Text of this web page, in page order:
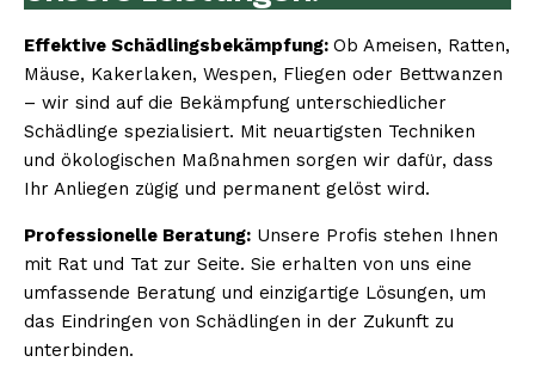
Effektive Schädlingsbekämpfung: Ob Ameisen, Ratten,
Mäuse, Kakerlaken, Wespen, Fliegen oder Bettwanzen
– wir sind auf die Bekämpfung unterschiedlicher
Schädlinge spezialisiert. Mit neuartigsten Techniken
und ökologischen Maßnahmen sorgen wir dafür, dass
Ihr Anliegen zügig und permanent gelöst wird.
Professionelle Beratung: Unsere Profis stehen Ihnen
mit Rat und Tat zur Seite. Sie erhalten von uns eine
umfassende Beratung und einzigartige Lösungen, um
das Eindringen von Schädlingen in der Zukunft zu
unterbinden.